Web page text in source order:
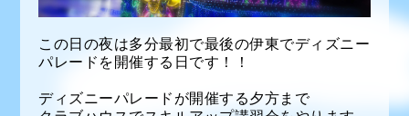
この日の夜は多分最初で最後の伊東でディズニー
パレードを開催する日です！！
ディズニーパレードが開催する夕方まで